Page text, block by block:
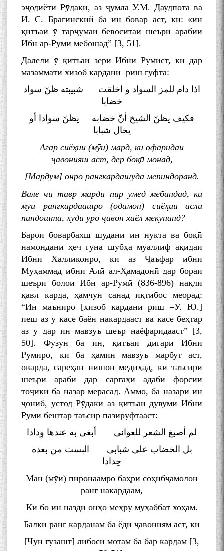
эҷодиёти Рӯдакӣ, аз ҷумла У.М. Даудпота ва
И. С. Брагинский ба ин бовар аст, ки: «ин
қитъаи ӯ тарҷумаи бевоситаи шеъри арабии
Ибн ар-Румӣ мебошад” [3, 51].
Далели ӯ қитъаи зери Ибни Румист, ки дар
мазаммати хизоб кардани риш гуфта:
اذا دام للمز السواد و اخلقت شبیبته ظنّ سواد
خضابا
فکیف یظنّ الشیخ أنّ خضابه یظنّ سوادا أو
یخال شبابا
Агар сиёҳии (мӯи) мард, ки офаридаи
ҷавонияш аст, дер боқӣ монад,
[Мардум] онро рангкардашуда мепиндоранд.
Вале чи тавр марди пир умед мебандад, ки
мӯи рангкардаашро (одамон) сиёҳии аслӣ
пиндошта, худи ӯро ҷавон хаёл мекунанд?
Барои боварбахш шудани ин нукта ва боқӣ
намондани ҳеч гуна шубҳа муаллиф ақидаи
Ибни Халликонро, ки аз Ҷаъфар ибни
Муҳаммад ибни Алӣ ал-Ҳамадонӣ дар бораи
шеъри болои Ибн ар-Румӣ (836-896) нақли
қавл карда, ҳамчун санад иқтибос меорад:
“Ин маъниро [хизоб кардани риш –У. Ю.]
пеш аз ӯ касе баён накардааст ва касе беҳтар
аз ӯ дар ин мавзӯъ шеър наёфаридааст” [3,
50]. Фузун ба ин, қитъаи дигари Ибни
Румиро, ки ба ҳамин мавзӯъ марбут аст,
оварда, сареҳан нишон медиҳад, ки таъсири
шеъри арабӣ дар саргаҳи адаби форсии
тоҷикӣ ба назар мерасад. Аммо, ба назари ин
ҷониб, устод Рӯдакӣ аз қитъаи дувуми Ибни
Румӣ бештар таъсир пазируфтааст:
لم أصبغ الشعر للغوانی أبغی به عندها وِدادا
بل الخضاب علی شبابی البست من بعده
حِدادا
Ман (мӯи) пиронаамро баҳри соҳибҷамолон
ранг накардаам,
Ки бо ин назди онҳо меҳру муҳаббат хоҳам.
Балки ранг карданам ба ёди ҷавониям аст, ки
[Чун гузашт] либоси мотам ба бар кардам [3,